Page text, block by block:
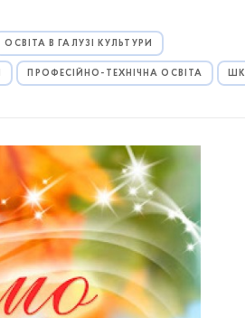
ОСВІТА В ГАЛУЗІ КУЛЬТУРИ
ПРОФЕСІЙНО-ТЕХНІЧНА ОСВІТА